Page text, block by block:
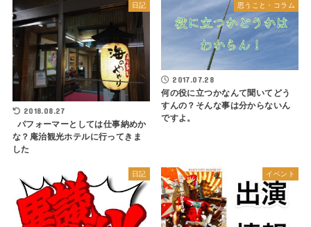
日記
2018.08.27
パフォーマーとしては仕事納めか
な？庵治観光ホテルに行ってきま
した
思うこと・コラム
2017.07.28
何の役に立つかなんて聞いてどう
すんの？そんな事は分からないん
ですよ。
日記 イベント